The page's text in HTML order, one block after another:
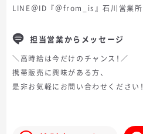
LINE＠ID『＠from_is』石川営業所
担当営業からメッセージ
＼高時給は今だけのチャンス！／
携帯販売に興味がある方、
是非お気軽にお問い合わせください！